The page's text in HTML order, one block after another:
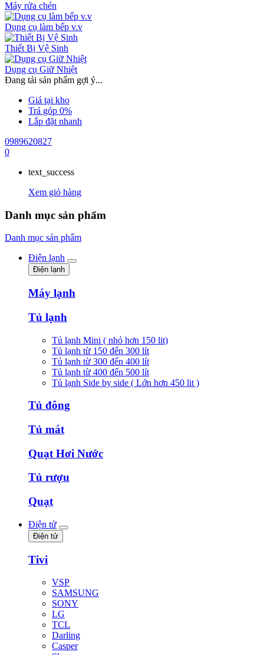
Máy rửa chén
Dụng cụ làm bếp v.v
Thiết Bị Vệ Sinh
Dụng cụ Giữ Nhiệt
Đang tải sản phẩm gợi ý...
Giá tại kho
Trả góp 0%
Lắp đặt nhanh
0989620827
0
text_success
Xem giỏ hàng
Danh mục sản phẩm
Danh mục sản phẩm
Điện lạnh
Điện lạnh
Máy lạnh
Tủ lạnh
Tủ lạnh Mini ( nhỏ hơn 150 lit)
Tủ lạnh từ 150 đến 300 lít
Tủ lạnh từ 300 đến 400 lít
Tủ lạnh từ 400 đến 500 lít
Tủ lạnh Side by side ( Lớn hơn 450 lit )
Tủ đông
Tủ mát
Quạt Hơi Nước
Tủ rượu
Quạt
Điện tử
Điện tử
Tivi
VSP
SAMSUNG
SONY
LG
TCL
Darling
Casper